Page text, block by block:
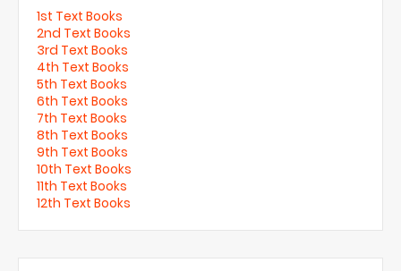
1st Text Books
2nd Text Books
3rd Text Books
4th Text Books
5th Text Books
6th Text Books
7th Text Books
8th Text Books
9th Text Books
10th Text Books
11th Text Books
12th Text Books